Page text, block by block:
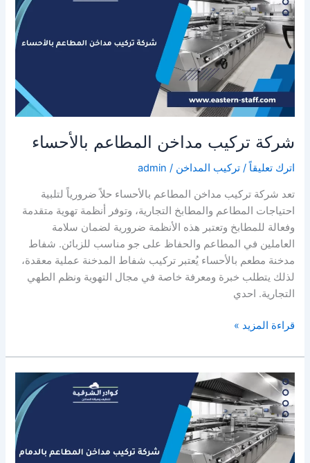
شركة تركيب مداخن المطاعم بالأحساء
اترك تعليقاً /تركيب المداخن /
admin
تعد شركة تركيب مداخن المطاعم بالأحساء حلاً ضرورياً لتلبية
احتياجات المطاعم والمطابخ التجارية، وتوفر أنظمة تهوية متقدمة
وفعالة للمطابخ وتعتبر هذه الأنظمة ضرورية لضمان سلامة
العاملين في المطاعم والحفاظ على جو مناسب للزبائن. شفاط
مدخنة مطعم بالأحساء يُعتبر تركيب شفاط المدخنة عملية معقدة،
لذلك يتطلب خبرة ومعرفة خاصة في مجال التهوية ونظم الطهي
التجارية. احدي
شركة
مداخن
المطاعم
بالأحساء
قراءة المزيد »